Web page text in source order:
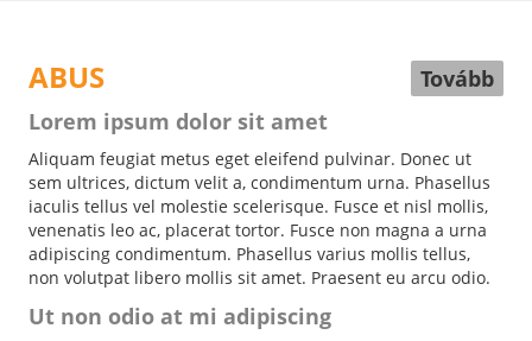
ABUS
Tovább
Lorem ipsum dolor sit amet
Aliquam feugiat metus eget eleifend pulvinar. Donec ut
sem ultrices, dictum velit a, condimentum urna. Phasellus
iaculis tellus vel molestie scelerisque. Fusce et nisl mollis,
venenatis leo ac, placerat tortor. Fusce non magna a urna
adipiscing condimentum. Phasellus varius mollis tellus,
non volutpat libero mollis sit amet. Praesent eu arcu odio.
Ut non odio at mi adipiscing